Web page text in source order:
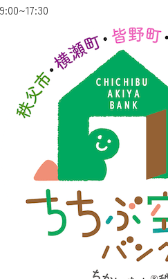
9:00~17:30